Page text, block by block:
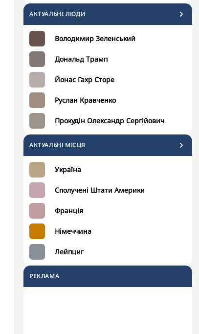
АКТУАЛЬНI ЛЮДИ
Володимир Зеленський
Дональд Трамп
Йонас Гахр Сторе
Руслан Кравченко
Прокудін Олександр Сергійович
АКТУАЛЬНІ МІСЦЯ
Україна
Сполучені Штати Америки
Франція
Німеччина
Лейпциг
РЕКЛАМА